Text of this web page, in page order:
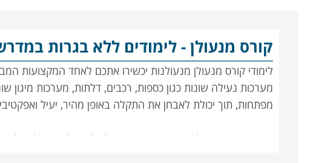
קורס מנעולן- לימודים ללא בגרות
לימודי קורס מנעולן מנעולנות יכשירו אתכם לאחד המקצועות
מערכות נעילה שונות כגון כספות, רכבים, דלתות, מערכות מיגון
מפתחות, תוך יכולת לאבחן את התקלה באופן מהיר, יעיל
רבים מאתנו נתקלים בבעיה המוכרת של דלת שלא ניתן